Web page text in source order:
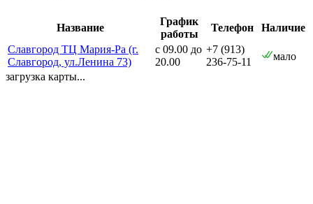
Название
График
работы
Телефон
Наличие
Славгород ТЦ Мария-Ра (г.
Славгород, ул.Ленина 73)
с 09.00 до
20.00
+7 (913)
236-75-11
мало
загрузка карты...